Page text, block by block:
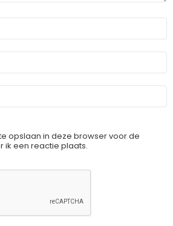
opslaan in deze browser voor de
ik een reactie plaats.